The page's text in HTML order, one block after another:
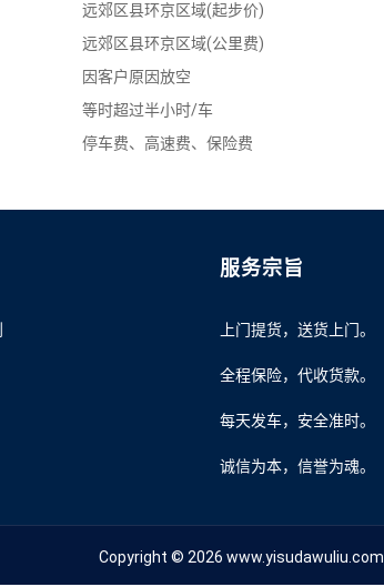
远郊区县环京区域(起步价)
远郊区县环京区域(公里费)
因客户原因放空
等时超过半小时/车
停车费、高速费、保险费
服务宗旨
上门提货，送货上门。
全程保险，代收货款。
每天发车，安全准时。
诚信为本，信誉为魂。
Copyright © 2026 www.yisudawuliu.com